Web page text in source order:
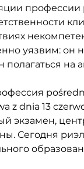
уязвим: он
на
z dnia 13
экзамен,
Сегодня